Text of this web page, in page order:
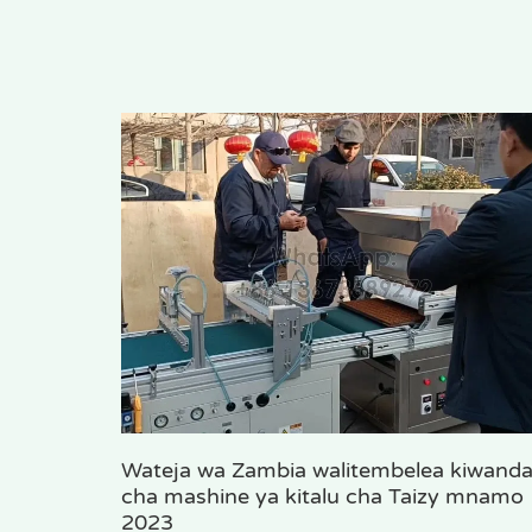
Wateja wa Zambia walitembelea kiwanda
cha mashine ya kitalu cha Taizy mnamo
2023